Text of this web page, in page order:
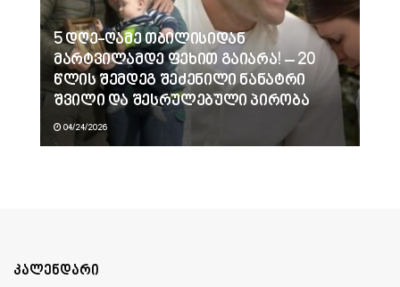
5 დღე-ღამე თბილისიდან
მარტვილამდე ფეხით გაიარა! – 20
წლის შემდეგ შეძენილი ნანატრი
შვილი და შესრულებული პირობა
04/24/2026
კალენდარი